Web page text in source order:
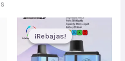
¡Rebajas!
¡Rebajas!